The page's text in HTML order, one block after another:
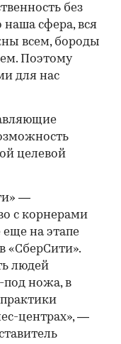
без
сфера, вся
всем, бороды
Поэтому
для нас
целевой
—
с корнерами
на этапе
«СберСити».
людей
под ножа, в
центрах», —